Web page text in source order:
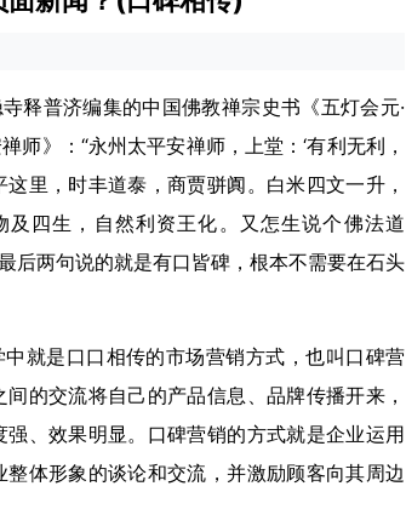
释普济编集的中国佛教禅宗史书《五灯会元·
师》：“永州太平安禅师，上堂：‘有利无利，
里，时丰道泰，商贾骈阗。白米四文一升，
四生，自然利资王化。又怎生说个佛法道
后两句说的就是有口皆碑，根本不需要在石头
就是口口相传的市场营销方式，也叫口碑营
的交流将自己的产品信息、品牌传播开来，
、效果明显。口碑营销的方式就是企业运用
体形象的谈论和交流，并激励顾客向其周边